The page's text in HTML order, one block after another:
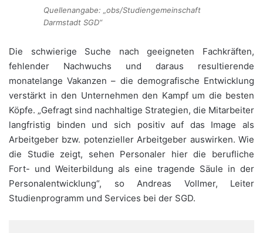
Quellenangabe: „obs/Studiengemeinschaft
Darmstadt SGD“
Die schwierige Suche nach geeigneten Fachkräften,
fehlender Nachwuchs und daraus resultierende
monatelange Vakanzen – die demografische Entwicklung
verstärkt in den Unternehmen den Kampf um die besten
Köpfe. „Gefragt sind nachhaltige Strategien, die Mitarbeiter
langfristig binden und sich positiv auf das Image als
Arbeitgeber bzw. potenzieller Arbeitgeber auswirken. Wie
die Studie zeigt, sehen Personaler hier die berufliche
Fort- und Weiterbildung als eine tragende Säule in der
Personalentwicklung“, so Andreas Vollmer, Leiter
Studienprogramm und Services bei der SGD.